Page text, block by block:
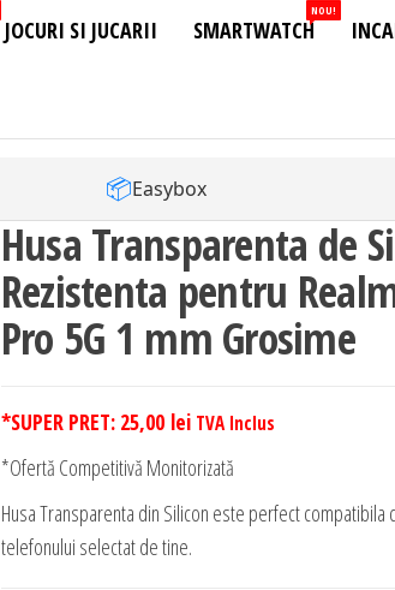
JOCURI SI JUCARII SMARTWATCH
NOU!
📦Easybox
Husa Transparenta de
Rezistenta pentru
Pro 5G 1 mm Grosime
*SUPER PRET: 25,00 lei TVA Inclus
*Ofertă Competitivă Monitorizată
Husa Transparenta din Silicon este perfect compatibila
telefonului selectat de tine.